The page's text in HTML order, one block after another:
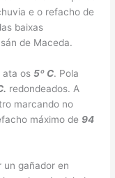
e o refacho de
baixas
de Maceda.
ata os5º C. Pola
redondeados. A
marcando no
máximo de94
un gañador en